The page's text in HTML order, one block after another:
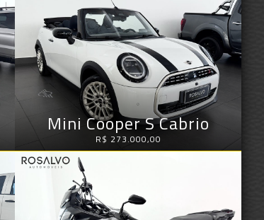
Mini Cooper S Cabrio
R$ 273.000,00